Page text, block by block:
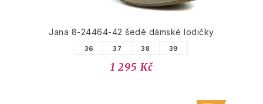
Jana 8-24464-42 šedé dámské lodičky
36 37 38 39
1 295 Kč